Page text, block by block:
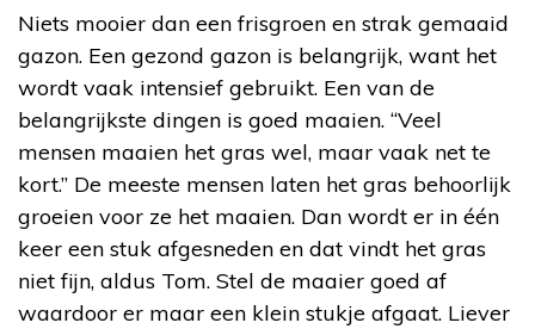
Niets mooier dan een frisgroen en strak gemaaid
gazon. Een gezond gazon is belangrijk, want het
wordt vaak intensief gebruikt. Een van de
belangrijkste dingen is goed maaien. “Veel
mensen maaien het gras wel, maar vaak net te
kort.” De meeste mensen laten het gras behoorlijk
groeien voor ze het maaien. Dan wordt er in één
keer een stuk afgesneden en dat vindt het gras
niet fijn, aldus Tom. Stel de maaier goed af
waardoor er maar een klein stukje afgaat. Liever